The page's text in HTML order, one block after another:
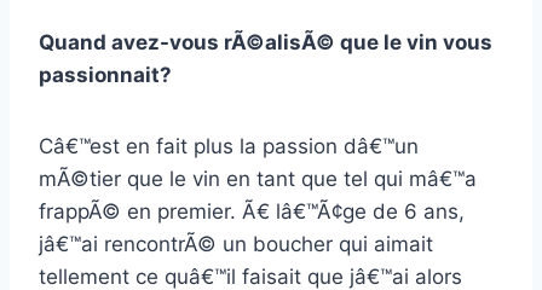
Quand avez-vous rÃ©alisÃ© que le vin vous
passionnait?
Câ€™est en fait plus la passion dâ€™un
mÃ©tier que le vin en tant que tel qui mâ€™a
frappÃ© en premier. Ã€ lâ€™Ã¢ge de 6 ans,
jâ€™ai rencontrÃ© un boucher qui aimait
tellement ce quâ€™il faisait que jâ€™ai alors